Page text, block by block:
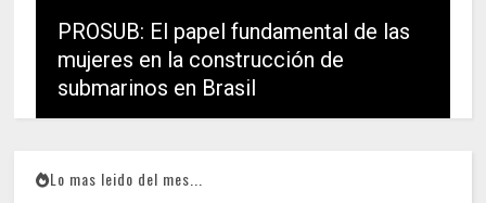
PROSUB: El papel fundamental de las
mujeres en la construcción de
submarinos en Brasil
Lo mas leido del mes...